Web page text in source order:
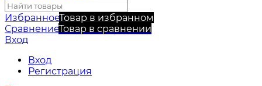
ИзбранноеТовар в избранном
СравнениеТовар в сравнении
Вход
Вход
Регистрация